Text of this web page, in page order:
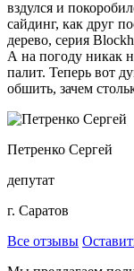
вздулся и
сайдинг, как друг
дерево, серия
А на погоду никак
палит. Теперь вот
обшить, зачем
Петренко Сергей
депутат
г. Саратов
Все отзывы